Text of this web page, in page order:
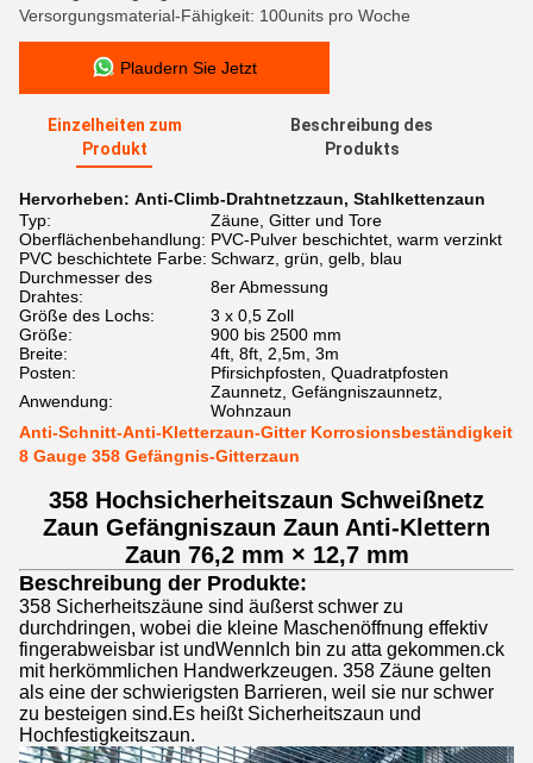
Versorgungsmaterial-Fähigkeit: 100units pro Woche
Plaudern Sie Jetzt
Einzelheiten zum
Produkt
Beschreibung des
Produkts
Hervorheben: Anti-Climb-Drahtnetzzaun, Stahlkettenzaun
Typ:
Zäune, Gitter und Tore
Oberflächenbehandlung: PVC-Pulver beschichtet, warm verzinkt
PVC beschichtete Farbe: Schwarz, grün, gelb, blau
Durchmesser des
Drahtes:
8er Abmessung
Größe des Lochs:
3 x 0,5 Zoll
Größe:
900 bis 2500 mm
Breite:
4ft, 8ft, 2,5m, 3m
Posten:
Pfirsichpfosten, Quadratpfosten
Anwendung:
Zaunnetz, Gefängniszaunnetz,
Wohnzaun
Anti-Schnitt-Anti-Kletterzaun-Gitter Korrosionsbeständigkeit
8 Gauge 358 Gefängnis-Gitterzaun
358 Hochsicherheitszaun Schweißnetz
Zaun Gefängniszaun Zaun Anti-Klettern
Zaun 76,2 mm × 12,7 mm
Beschreibung der Produkte:
358 Sicherheitszäune sind äußerst schwer zu
durchdringen, wobei die kleine Maschenöffnung effektiv
fingerabweisbar ist undWenn Ich bin zu atta gekommen.ck
mit herkömmlichen Handwerkzeugen. 358 Zäune gelten
als eine der schwierigsten Barrieren, weil sie nur schwer
zu besteigen sind.Es heißt Sicherheitszaun und
Hochfestigkeitszaun.